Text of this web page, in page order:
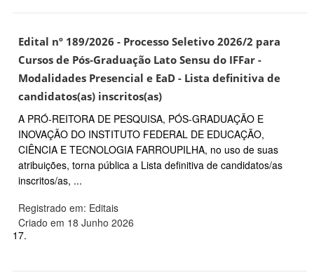
Edital nº 189/2026 - Processo Seletivo 2026/2 para
Cursos de Pós-Graduação Lato Sensu do IFFar -
Modalidades Presencial e EaD - Lista definitiva de
candidatos(as) inscritos(as)
A PRÓ-REITORA DE PESQUISA, PÓS-GRADUAÇÃO E
INOVAÇÃO DO INSTITUTO FEDERAL DE EDUCAÇÃO,
CIÊNCIA E TECNOLOGIA FARROUPILHA, no uso de suas
atribuições, torna pública a Lista definitiva de candidatos/as
inscritos/as, ...
Registrado em: Editais
Criado em 18 Junho 2026
17.